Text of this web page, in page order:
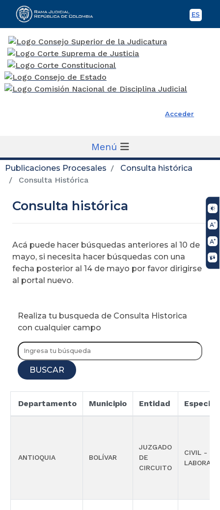
ES
Rama Judicial
Acceder
Menú
Publicaciones Procesales
Consulta histórica
Consulta Histórica
Consulta histórica
Acá puede hacer búsquedas anteriores al 10 de
mayo, si necesita hacer búsquedas con una
fecha posterior al 14 de mayo por favor dirigirse
al portal nuevo.
Realiza tu busqueda de Consulta Historica
con cualquier campo
BUSCAR
Departamento Municipio Entidad
ANTIOQUIA BOLÍVAR
JUZGADO
DE
CIRCUITO
CIVIL -
LABORAL